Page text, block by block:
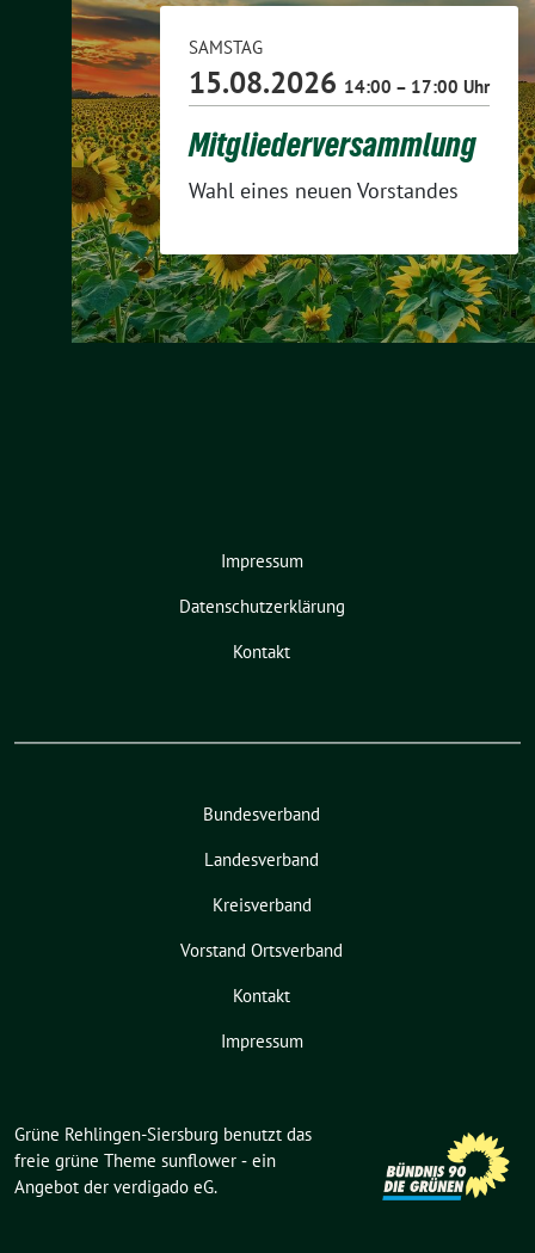
SAMSTAG
15.08.2026 14:00 – 17:00 Uhr
Mitgliederversammlung
Wahl eines neuen Vorstandes
Impressum
Datenschutzerklärung
Kontakt
Bundesverband
Landesverband
Kreisverband
Vorstand Ortsverband
Kontakt
Impressum
Grüne Rehlingen-Siersburg benutzt das
freie grüne Theme sunflower ‐ ein
Angebot der verdigado eG.